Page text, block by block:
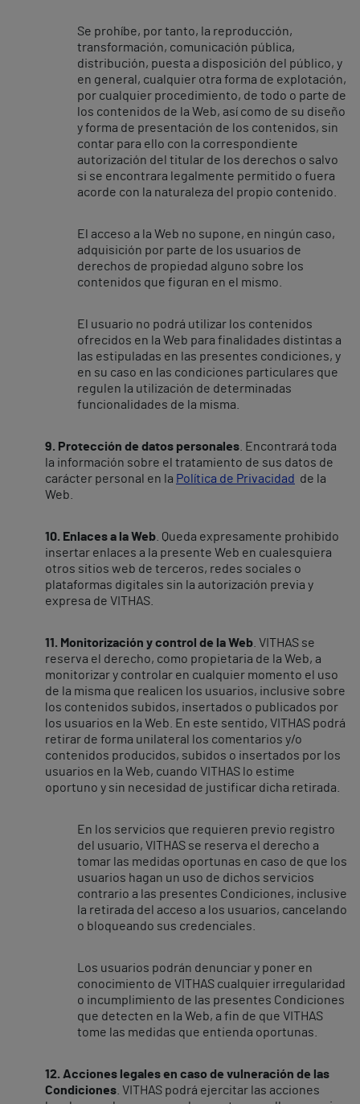
Se prohíbe, por tanto, la reproducción,
transformación, comunicación pública,
distribución, puesta a disposición del público, y
en general, cualquier otra forma de explotación,
por cualquier procedimiento, de todo o parte de
los contenidos de la Web, así como de su diseño
y forma de presentación de los contenidos, sin
contar para ello con la correspondiente
autorización del titular de los derechos o salvo
si se encontrara legalmente permitido o fuera
acorde con la naturaleza del propio contenido.
El acceso a la Web no supone, en ningún caso,
adquisición por parte de los usuarios de
derechos de propiedad alguno sobre los
contenidos que figuran en el mismo.
El usuario no podrá utilizar los contenidos
ofrecidos en la Web para finalidades distintas a
las estipuladas en las presentes condiciones, y
en su caso en las condiciones particulares que
regulen la utilización de determinadas
funcionalidades de la misma.
9. Protección de datos personales . Encontrará toda
la información sobre el tratamiento de sus datos de
carácter personal en la Política de Privacidad de la
Web.
10. Enlaces a la Web . Queda expresamente prohibido
insertar enlaces a la presente Web en cualesquiera
otros sitios web de terceros, redes sociales o
plataformas digitales sin la autorización previa y
expresa de VITHAS.
11. Monitorización y control de la Web . VITHAS se
reserva el derecho, como propietaria de la Web, a
monitorizar y controlar en cualquier momento el uso
de la misma que realicen los usuarios, inclusive sobre
los contenidos subidos, insertados o publicados por
los usuarios en la Web. En este sentido, VITHAS podrá
retirar de forma unilateral los comentarios y/o
contenidos producidos, subidos o insertados por los
usuarios en la Web, cuando VITHAS lo estime
oportuno y sin necesidad de justificar dicha retirada.
En los servicios que requieren previo registro
del usuario, VITHAS se reserva el derecho a
tomar las medidas oportunas en caso de que los
usuarios hagan un uso de dichos servicios
contrario a las presentes Condiciones, inclusive
la retirada del acceso a los usuarios, cancelando
o bloqueando sus credenciales.
Los usuarios podrán denunciar y poner en
conocimiento de VITHAS cualquier irregularidad
o incumplimiento de las presentes Condiciones
que detecten en la Web, a fin de que VITHAS
tome las medidas que entienda oportunas.
12. Acciones legales en caso de vulneración de las
Condiciones . VITHAS podrá ejercitar las acciones